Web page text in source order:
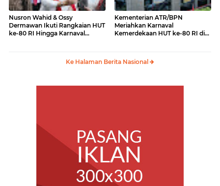
Nusron Wahid & Ossy
Dermawan Ikuti Rangkaian HUT
ke-80 RI Hingga Karnaval
Kementerian ATR/BPN
Meriahkan Karnaval
Kemerdekaan HUT ke-80 RI di
Ke Halaman Berita Nasional